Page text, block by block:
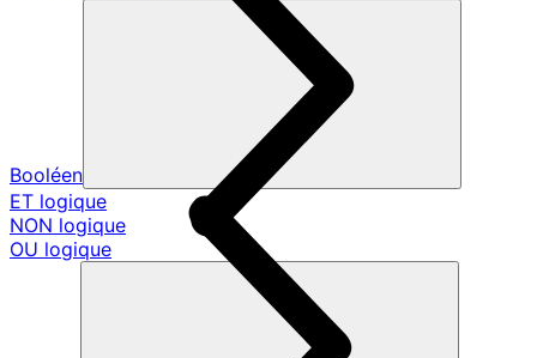
Booléen
ET logique
NON logique
OU logique